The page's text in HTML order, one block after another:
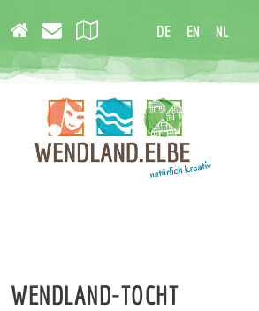
DE EN NL
WENDLAND-TOCHT